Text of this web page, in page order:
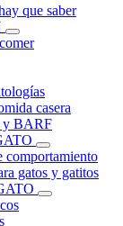
que saber
casera
y BARF
comportamiento
gatos y gatitos